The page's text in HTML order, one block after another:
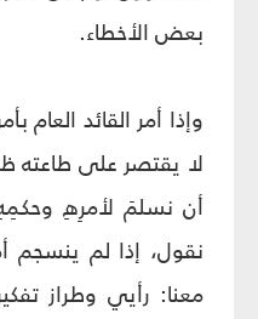
بعض الأخطاء.
وإذا أمر القائد
لا يقتصر على طاعته
أن نسلمَ لأمرِهِ وحكمِهِ
نقول، إذا لم ينسجم
معنا: رأيي وطراز